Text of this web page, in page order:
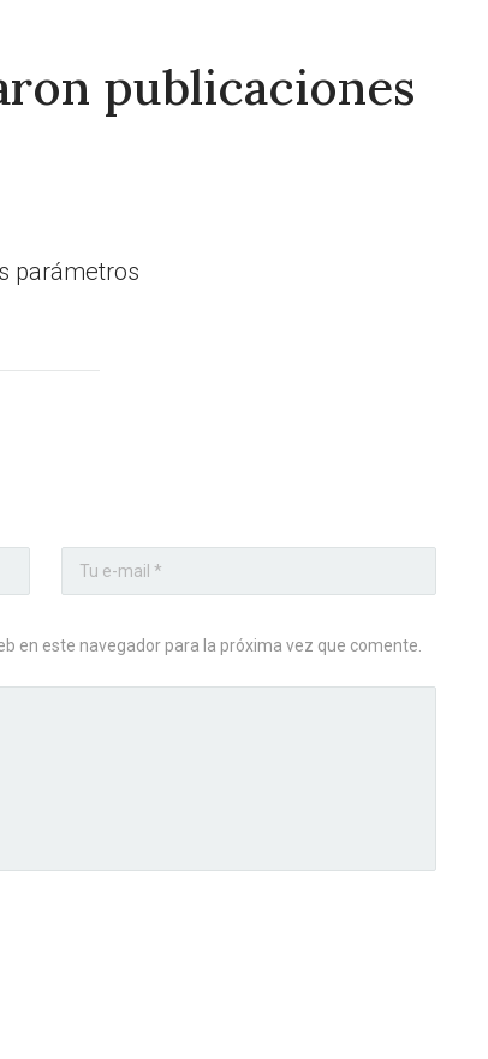
publicaciones
parámetros
en este navegador para la próxima vez que comente.